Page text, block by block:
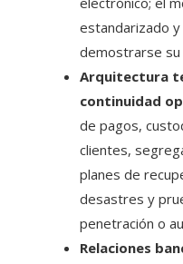
estandarizado
demostrarse su
Arquitectura
continuidad
de pagos,
clientes,
planes de
desastres y
penetración o
Relaciones